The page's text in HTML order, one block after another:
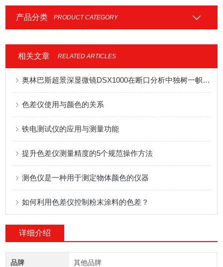
产品分类 PRODUCT CATEGORY
相关文章 RELATED ARTICLES
奥林巴斯超景深显微镜DSX1000在断口分析中独树一帜的表现
色差仪使用与颜色的关系
铁电测试仪的应用与测量功能
提升色差仪测量精度的5个规范操作方法
测色仪是一种用于测定物体颜色的仪器
如何利用色差仪控制粉末涂料的色差？
详细介绍
品牌 其他品牌